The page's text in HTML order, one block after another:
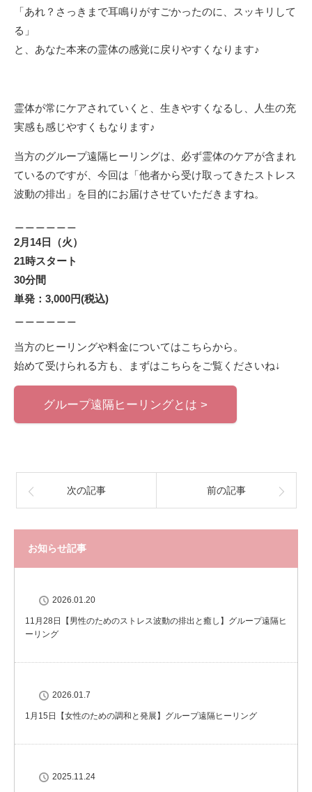
「あれ？さっきまで耳鳴りがすごかったのに、スッキリして
る」
と、あなた本来の霊体の感覚に戻りやすくなります♪
霊体が常にケアされていくと、生きやすくなるし、人生の充
実感も感じやすくもなります♪
当方のグループ遠隔ヒーリングは、必ず霊体のケアが含まれ
ているのですが、今回は「他者から受け取ってきたストレス
波動の排出」を目的にお届けさせていただきますね。
2月14日（火）
21時スタート
30分間
単発：3,000円(税込)
当方のヒーリングや料金についてはこちらから。
始めて受けられる方も、まずはこちらをご覧くださいね↓
グループ遠隔ヒーリングとは >
次の記事 前の記事
お知らせ記事
2026.01.20
11月28日【男性のためのストレス波動の排出と癒し】グループ遠隔ヒ
ーリング
2026.01.7
1月15日【女性のための調和と発展】グループ遠隔ヒーリング
2025.11.24